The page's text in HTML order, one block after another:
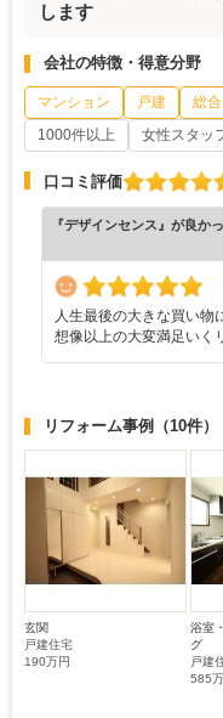
します
会社の特徴・得意分野
マンション 戸建 総
1000件以上
女性スタッ
口コミ評価
『デザインセンス』が良か
人生最後の大きな買い物
想像以上の大変満足いく
リフォーム事例 （10件）
玄関
戸建住宅
190万円
浴室
グ
戸建
585